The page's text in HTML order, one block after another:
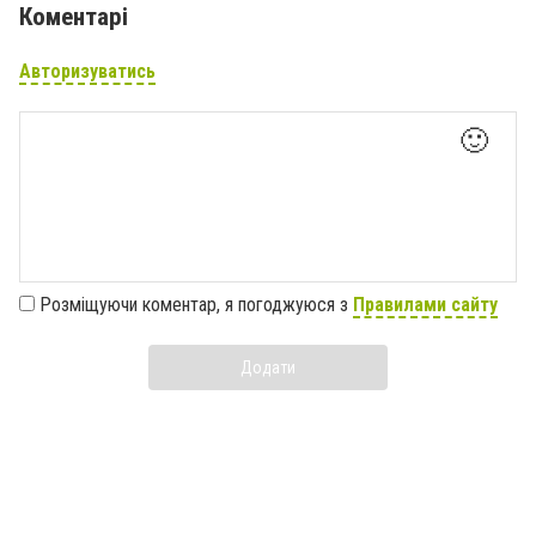
Коментарі
Авторизуватись
🙂
Розміщуючи коментар, я погоджуюся з Правилами сайту
Додати